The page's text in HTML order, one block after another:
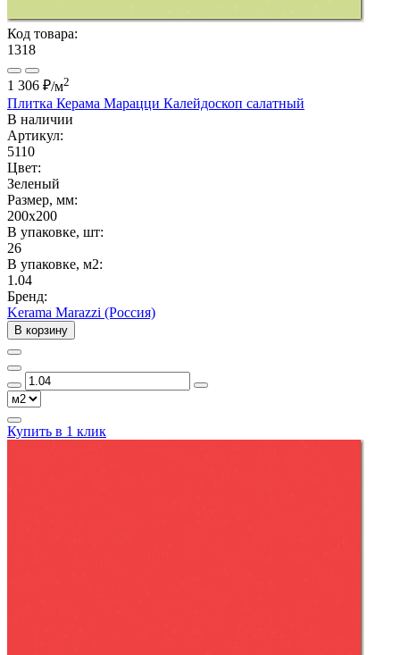
Код товара:
1318
1 306 ₽/м2
Плитка Керама Марацци Калейдоскоп салатный
В наличии
Артикул:
5110
Цвет:
Зеленый
Размер, мм:
200x200
В упаковке, шт:
26
В упаковке, м2:
1.04
Бренд:
Kerama Marazzi (Россия)
В корзину
Купить в 1 клик